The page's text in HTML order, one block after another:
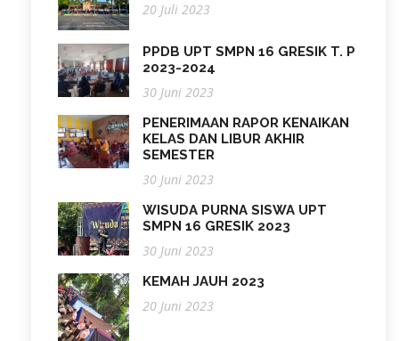
20 Juli 2023
PPDB UPT SMPN 16 GRESIK T. P
2023-2024
30 Juni 2023
PENERIMAAN RAPOR KENAIKAN
KELAS DAN LIBUR AKHIR
SEMESTER
30 Juni 2023
WISUDA PURNA SISWA UPT
SMPN 16 GRESIK 2023
30 Juni 2023
KEMAH JAUH 2023
20 Juni 2023